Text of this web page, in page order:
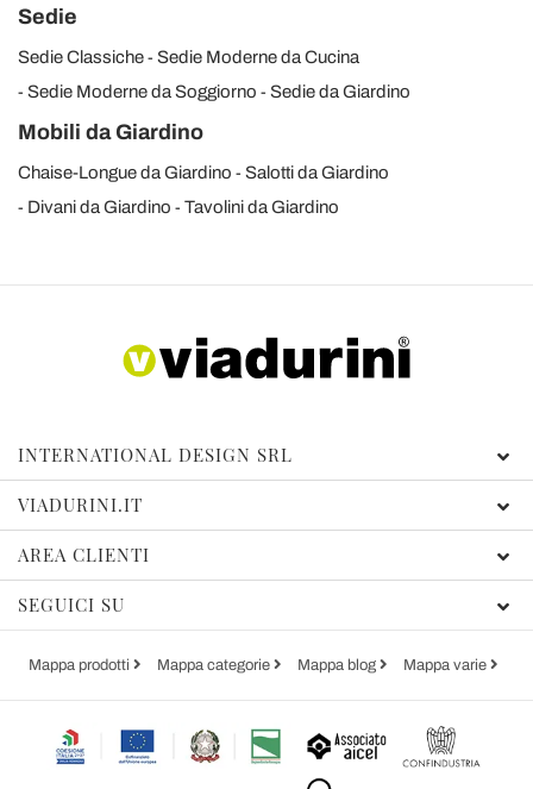
Sedie
Sedie Classiche
Sedie Moderne da Cucina
Sedie Moderne da Soggiorno
Sedie da Giardino
Mobili da Giardino
Chaise-Longue da Giardino
Salotti da Giardino
Divani da Giardino
Tavolini da Giardino
INTERNATIONAL DESIGN SRL
VIADURINI.IT
AREA CLIENTI
SEGUICI SU
Mappa prodotti Mappa categorie Mappa blog Mappa varie